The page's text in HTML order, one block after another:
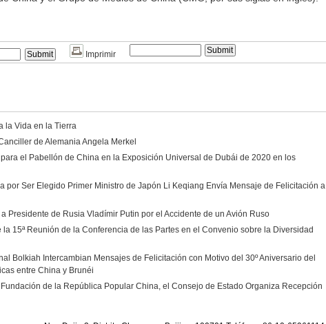
Imprimir
la Vida en la Tierra
de Alemania Angela Merkel
el Pabellón de China en la Exposición Universal de Dubái de 2020 en los
por Ser Elegido Primer Ministro de Japón Li Keqiang Envía Mensaje de Felicitación a
Presidente de Rusia Vladímir Putin por el Accidente de un Avión Ruso
15ª Reunión de la Conferencia de las Partes en el Convenio sobre la Diversidad
Bolkiah Intercambian Mensajes de Felicitación con Motivo del 30º Aniversario del
entre China y Brunéi
de la República Popular China, el Consejo de Estado Organiza Recepción